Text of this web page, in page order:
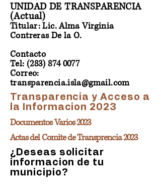
UNIDAD DE TRANSPARENCIA
(Actual)
Titular: Lic. Alma Virginia
Contreras De la O.
Contacto
Tel: (283) 874 0077
Correo:
transparencia.isla@gmail.com
Transparencia y Acceso a
la Informacion 2023
Documentos Varios 2023
Actas del Comite de Transprencia 2023
¿Deseas solicitar
informacion de tu
municipio?